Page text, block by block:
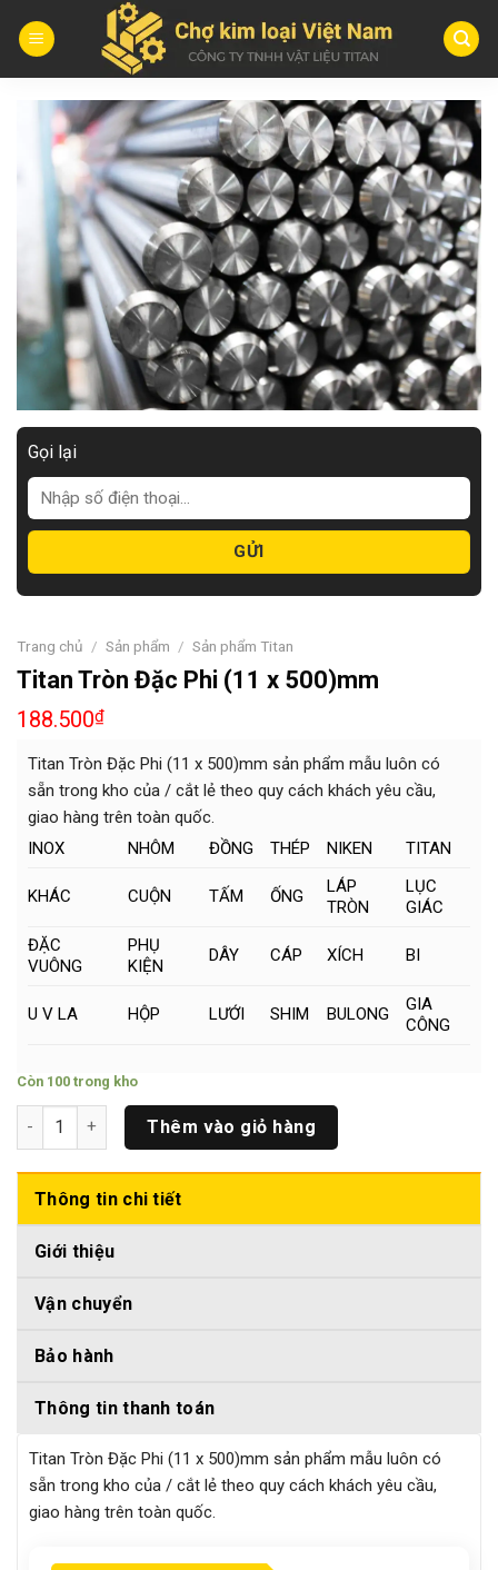
Gọi lại
Trang chủ / Sản phẩm / Sản phẩm Titan
Titan Tròn Đặc Phi (11 x 500)mm
188.500₫
Titan Tròn Đặc Phi (11 x 500)mm sản phẩm mẫu luôn có
sẵn trong kho của / cắt lẻ theo quy cách khách yêu cầu,
giao hàng trên toàn quốc.
INOX
NHÔM ĐỒNG THÉP NIKEN TITAN
KHÁC CUỘN TẤM ỐNG
LÁP
TRÒN
LỤC
GIÁC
ĐẶC
VUÔNG
PHỤ
KIỆN
DÂY CÁP XÍCH BI
U V LA HỘP LƯỚI SHIM BULONG
GIA
CÔNG
Còn 100 trong kho
Titan Tròn Đặc Phi (11 x 500)mm số lượng
Thêm vào giỏ hàng
Thông tin chi tiết
Giới thiệu
Vận chuyển
Bảo hành
Thông tin thanh toán
Titan Tròn Đặc Phi (11 x 500)mm sản phẩm mẫu luôn có
sẵn trong kho của / cắt lẻ theo quy cách khách yêu cầu,
giao hàng trên toàn quốc.